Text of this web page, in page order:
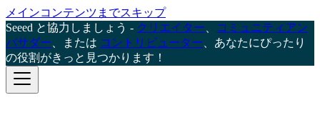
メインコンテンツまでスキップ
Seeed と協力しましょう - クリエイター
コミュニティアン
バサダー 、または コントリビューター 、あなたにぴったり
の役割がきっと見つかります！